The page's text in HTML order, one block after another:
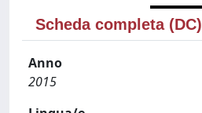
Scheda completa (DC)
Anno
2015